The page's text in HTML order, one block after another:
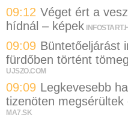
09:12 Véget ért a
hídnál – képek
09:09 Büntetőeljárást
fürdőben történt
UJSZO.COM
09:09 Legkevesebb
tizenöten megsérültek
MA7.SK